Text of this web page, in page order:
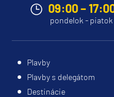
09:00 –
pondelok - piatok
Plavby
Plavby s delegátom
Destinácie